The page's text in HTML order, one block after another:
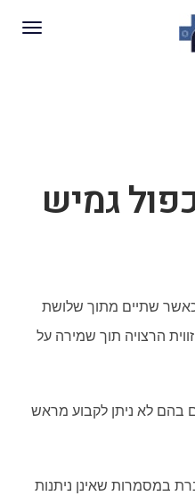
כפול גמיש
3 צינורות, כאשר שתיים מתוך שלושת
הרצויה תוך שמירה על
בהם לא ניתן לקבוע מראש
במסמרות שאינן ניתנות